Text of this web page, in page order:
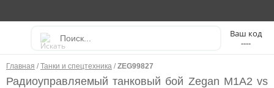
----
Главная / Танки и спецтехника / ZEG99827
Радиоуправляемый танковый бой Zegan M1A2 vs